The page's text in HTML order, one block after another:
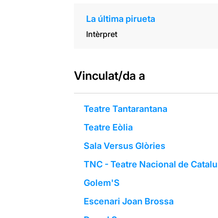
La última pirueta
Intèrpret
Vinculat/da a
Teatre Tantarantana
Teatre Eòlia
Sala Versus Glòries
TNC - Teatre Nacional de
Golem'S
Escenari Joan Brossa